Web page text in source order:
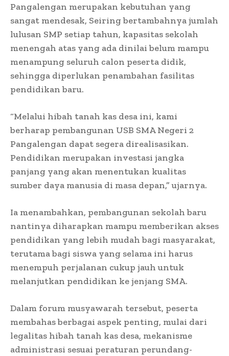
Pangalengan merupakan kebutuhan yang
sangat mendesak, Seiring bertambahnya jumlah
lulusan SMP setiap tahun, kapasitas sekolah
menengah atas yang ada dinilai belum mampu
menampung seluruh calon peserta didik,
sehingga diperlukan penambahan fasilitas
pendidikan baru.
“Melalui hibah tanah kas desa ini, kami
berharap pembangunan USB SMA Negeri 2
Pangalengan dapat segera direalisasikan.
Pendidikan merupakan investasi jangka
panjang yang akan menentukan kualitas
sumber daya manusia di masa depan,” ujarnya.
Ia menambahkan, pembangunan sekolah baru
nantinya diharapkan mampu memberikan akses
pendidikan yang lebih mudah bagi masyarakat,
terutama bagi siswa yang selama ini harus
menempuh perjalanan cukup jauh untuk
melanjutkan pendidikan ke jenjang SMA.
Dalam forum musyawarah tersebut, peserta
membahas berbagai aspek penting, mulai dari
legalitas hibah tanah kas desa, mekanisme
administrasi sesuai peraturan perundang-